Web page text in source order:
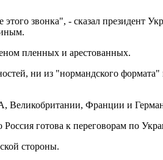
звонка", - сказал президент
пленных и арестованных.
ни из "нормандского
Великобритании, Франции и
Россия готова к переговорам по
стороны.